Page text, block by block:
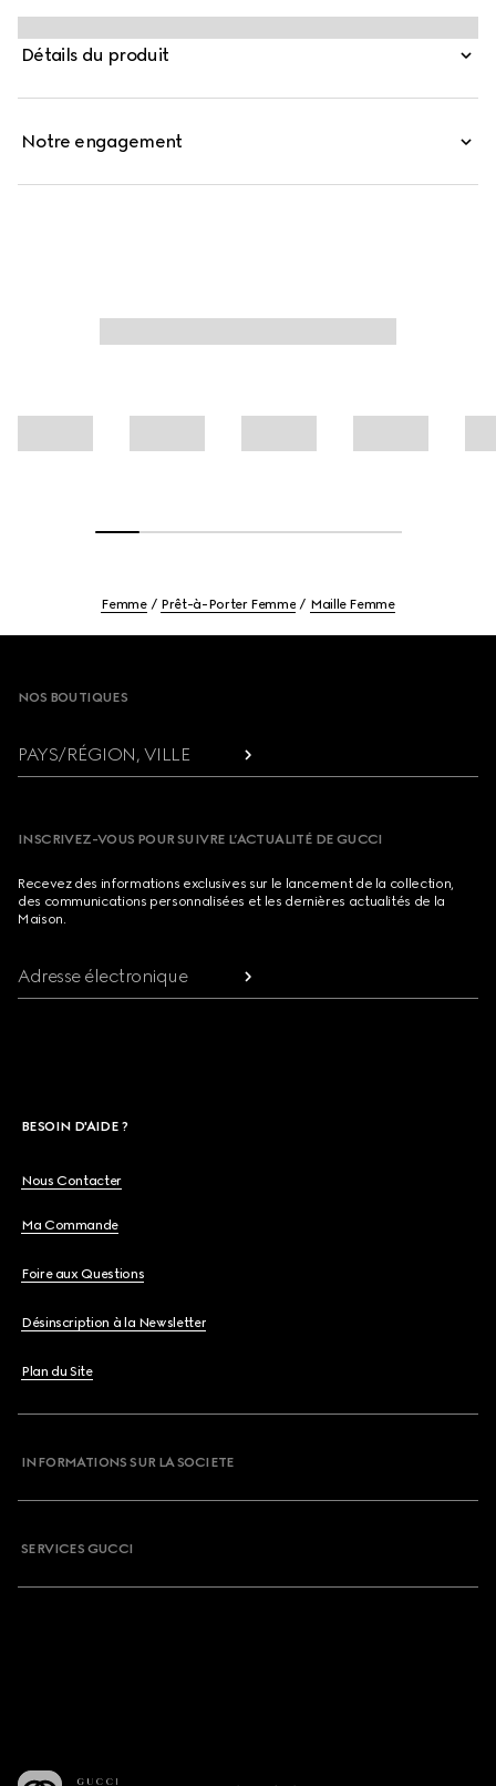
haut réversible est confectionné en jacquard de laine fine
GG rose clair et gris.
Détails du produit
Notre engagement
Femme Prêt-à-Porter Femme Maille Femme
NOS BOUTIQUES
PAYS/RÉGION, VILLE
INSCRIVEZ-VOUS POUR SUIVRE L’ACTUALITÉ DE GUCCI
Recevez des informations exclusives sur le lancement de la collection,
des communications personnalisées et les dernières actualités de la
Maison.
Adresse électronique
BESOIN D'AIDE ?
Nous Contacter
Ma Commande
Foire aux Questions
Désinscription à la Newsletter
Plan du Site
INFORMATIONS SUR LA SOCIETE
SERVICES GUCCI